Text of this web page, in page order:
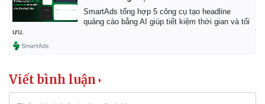
SmartAds tổng hợp 5 công cụ tạo headline
quảng cáo bằng AI giúp tiết kiệm thời gian và tối
ưu.
Viết bình luận